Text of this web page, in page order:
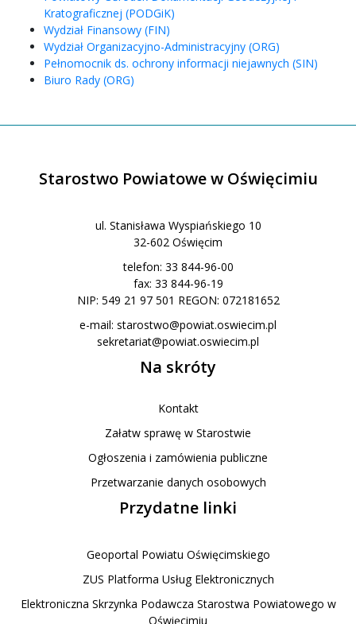
Kratograficznej (PODGiK)
Wydział Finansowy (FIN)
Wydział Organizacyjno-Administracyjny (ORG)
Pełnomocnik ds. ochrony informacji niejawnych (SIN)
Biuro Rady (ORG)
Starostwo Powiatowe w Oświęcimiu
ul. Stanisława Wyspiańskiego 10
32-602 Oświęcim
telefon: 33 844-96-00
fax: 33 844-96-19
NIP: 549 21 97 501 REGON: 072181652
e-mail: starostwo@powiat.oswiecim.pl
sekretariat@powiat.oswiecim.pl
Na skróty
Kontakt
Załatw sprawę w Starostwie
Ogłoszenia i zamówienia publiczne
Przetwarzanie danych osobowych
Przydatne linki
Geoportal Powiatu Oświęcimskiego
ZUS Platforma Usług Elektronicznych
Elektroniczna Skrzynka Podawcza Starostwa Powiatowego w
Oświęcimiu